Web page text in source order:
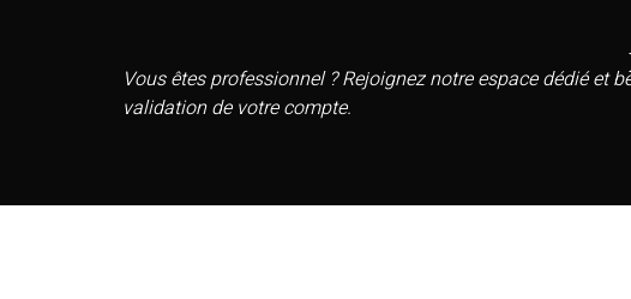
Vous êtes professionnel ? Rejoignez notre espace dédié
validation de votre compte.